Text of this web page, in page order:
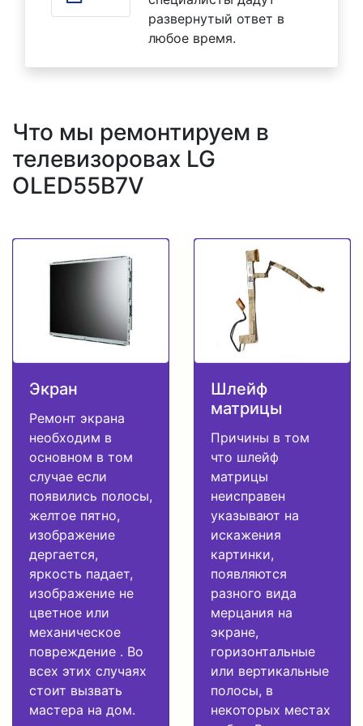
развернутый ответ в
любое время.
Что мы ремонтируем в
телевизоровах LG
OLED55B7V
Экран
Ремонт экрана
необходим в
основном в том
случае если
появились полосы,
желтое пятно,
изображение
дергается,
яркость падает,
изображение не
цветное или
механическое
повреждение . Во
всех этих случаях
стоит вызвать
мастера на дом.
Шлейф
матрицы
Причины в том
что шлейф
матрицы
неисправен
указывают на
искажения
картинки,
появляются
разного вида
мерцания на
экране,
горизонтальные
или вертикальные
полосы, в
некоторых местах